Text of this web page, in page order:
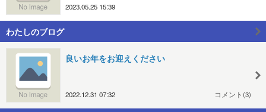
2023.05.25 15:39
わたしのブログ
良いお年をお迎えください
2022.12.31 07:32 コメント(3)